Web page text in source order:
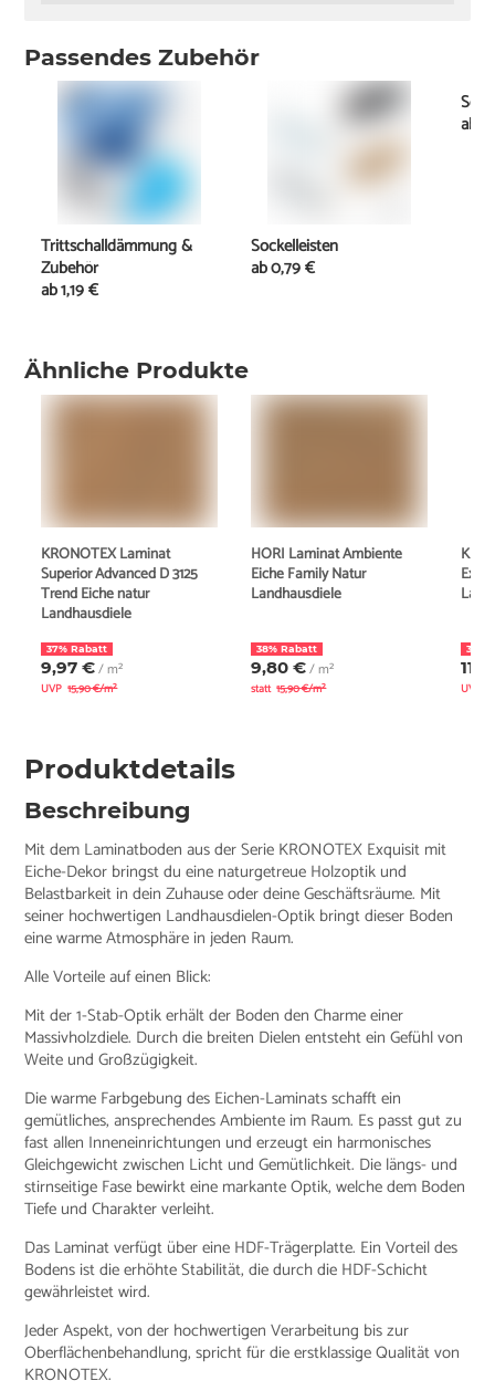
Ähnliche Produkte
KRONOTEX Laminat
Superior Advanced D 3125
Trend Eiche natur
Landhausdiele
37% Rabatt
9,97 €/ m²
UVP 15,90 €/m²
HORI Laminat Ambiente
Eiche Family Natur
Landhausdiele
38% Rabatt
9,80 €/ m²
statt 15,90 €/m²
30%
UVP
Produktdetails
Beschreibung
Mit dem Laminatboden aus der Serie KRONOTEX Exquisit mit
Eiche-Dekor bringst du eine naturgetreue Holzoptik und
Belastbarkeit in dein Zuhause oder deine Geschäftsräume. Mit
seiner hochwertigen Landhausdielen-Optik bringt dieser Boden
eine warme Atmosphäre in jeden Raum.
Alle Vorteile auf einen Blick:
Mit der 1-Stab-Optik erhält der Boden den Charme einer
Massivholzdiele. Durch die breiten Dielen entsteht ein Gefühl von
Weite und Großzügigkeit.
Die warme Farbgebung des Eichen-Laminats schafft ein
gemütliches, ansprechendes Ambiente im Raum. Es passt gut zu
fast allen Inneneinrichtungen und erzeugt ein harmonisches
Gleichgewicht zwischen Licht und Gemütlichkeit. Die längs- und
stirnseitige Fase bewirkt eine markante Optik, welche dem Boden
Tiefe und Charakter verleiht.
Das Laminat verfügt über eine HDF-Trägerplatte. Ein Vorteil des
Bodens ist die erhöhte Stabilität, die durch die HDF-Schicht
gewährleistet wird.
Jeder Aspekt, von der hochwertigen Verarbeitung bis zur
Oberflächenbehandlung, spricht für die erstklassige Qualität von
KRONOTEX.
Passendes Zubehör
Trittschalldämmung &
Zubehör
ab1,19 €
Sockelleisten
ab0,79 €
ab